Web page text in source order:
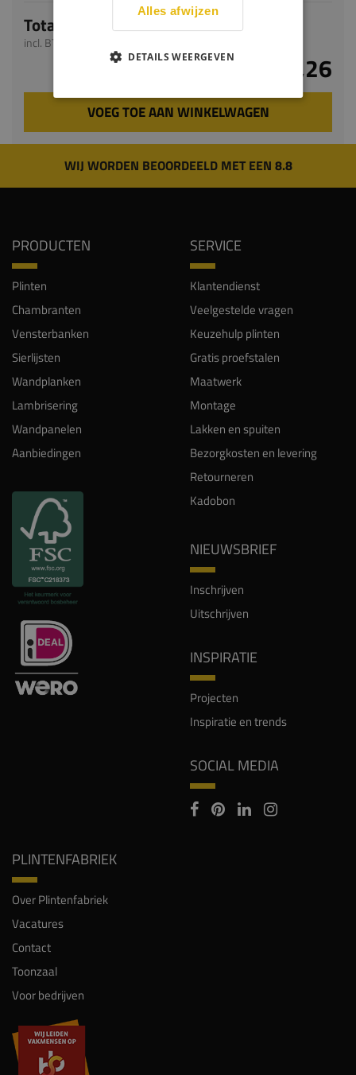
Totaal
incl. BTW
€ 23,26
VOEG TOE AAN WINKELWAGEN
WIJ WORDEN BEOORDEELD MET EEN 8.8
PRODUCTEN
Plinten
Chambranten
Vensterbanken
Sierlijsten
Wandplanken
Lambrisering
Wandpanelen
Aanbiedingen
SERVICE
Klantendienst
Veelgestelde vragen
Keuzehulp plinten
Gratis proefstalen
Maatwerk
Montage
Lakken en spuiten
Bezorgkosten en levering
Retourneren
Kadobon
NIEUWSBRIEF
Inschrijven
Uitschrijven
INSPIRATIE
Projecten
Inspiratie en trends
SOCIAL MEDIA
PLINTENFABRIEK
Over Plintenfabriek
Vacatures
Contact
Toonzaal
Voor bedrijven
Alles afwijzen
DETAILS WEERGEVEN